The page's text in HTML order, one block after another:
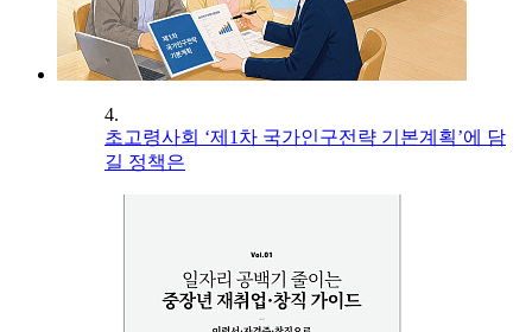
4.
초고령사회 ‘제1차 국가인구전략 기본계획’에 담
길 정책은